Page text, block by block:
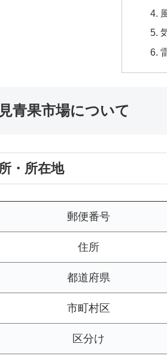
青果市場について
・所在地
郵便番号
住所
都道府県
市町村区
区分け